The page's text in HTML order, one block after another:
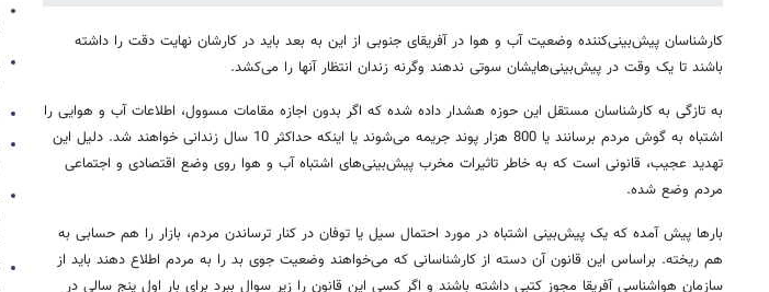
کارشناسان پیش‌بینی‌کننده وضعیت آب و هوا در آفریقای جنوبی از این به بعد باید در کارشان نهایت دقت را داشته
باشند تا یک وقت در پیش‌بینی‌هایشان سوتی ندهند وگرنه زندان انتظار آنها را می‌کشد.
به تازگی به کارشناسان مستقل این حوزه هشدار داده شده که اگر بدون اجازه مقامات مسوول، اطلاعات آب و هوایی را
اشتباه به گوش مردم برسانند یا 800 هزار پوند جریمه می‌شوند یا اینکه حداکثر 10 سال زندانی خواهند شد. دلیل این
تهدید عجیب، قانونی است که به خاطر تاثیرات مخرب پیش‌بینی‌های اشتباه آب و هوا روی وضع اقتصادی و اجتماعی
مردم وضع شده.
بارها پیش آمده که یک پیش‌بینی اشتباه در مورد احتمال سیل یا توفان در کنار ترساندن مردم، بازار را هم حسابی به
هم ریخته. براساس این قانون آن دسته از کارشناسانی که می‌خواهند وضعیت جوی بد را به مردم اطلاع دهند باید از
سازمان هواشناسی آفریقا مجوز کتبی داشته باشند و اگر کسی این قانون را زیر سوال ببرد برای بار اول پنج سالی در